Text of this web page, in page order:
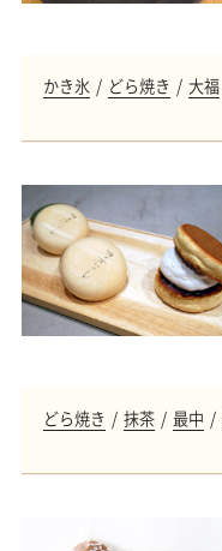
かき氷 どら焼き 大福
どら焼き 抹茶 最中